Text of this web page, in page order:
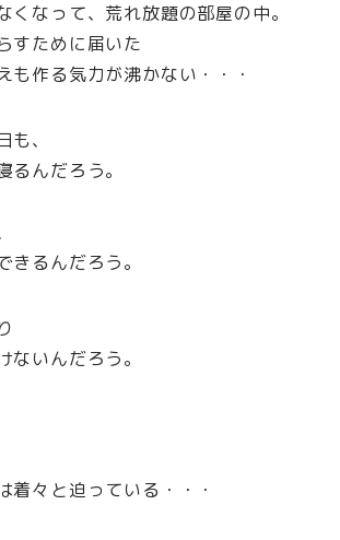
くなって、荒れ放題の部屋の中。
すために届いた
も作る気力が沸かない・・・
、
るんだろう。
きるんだろう。
ないんだろう。
着々と迫っている・・・